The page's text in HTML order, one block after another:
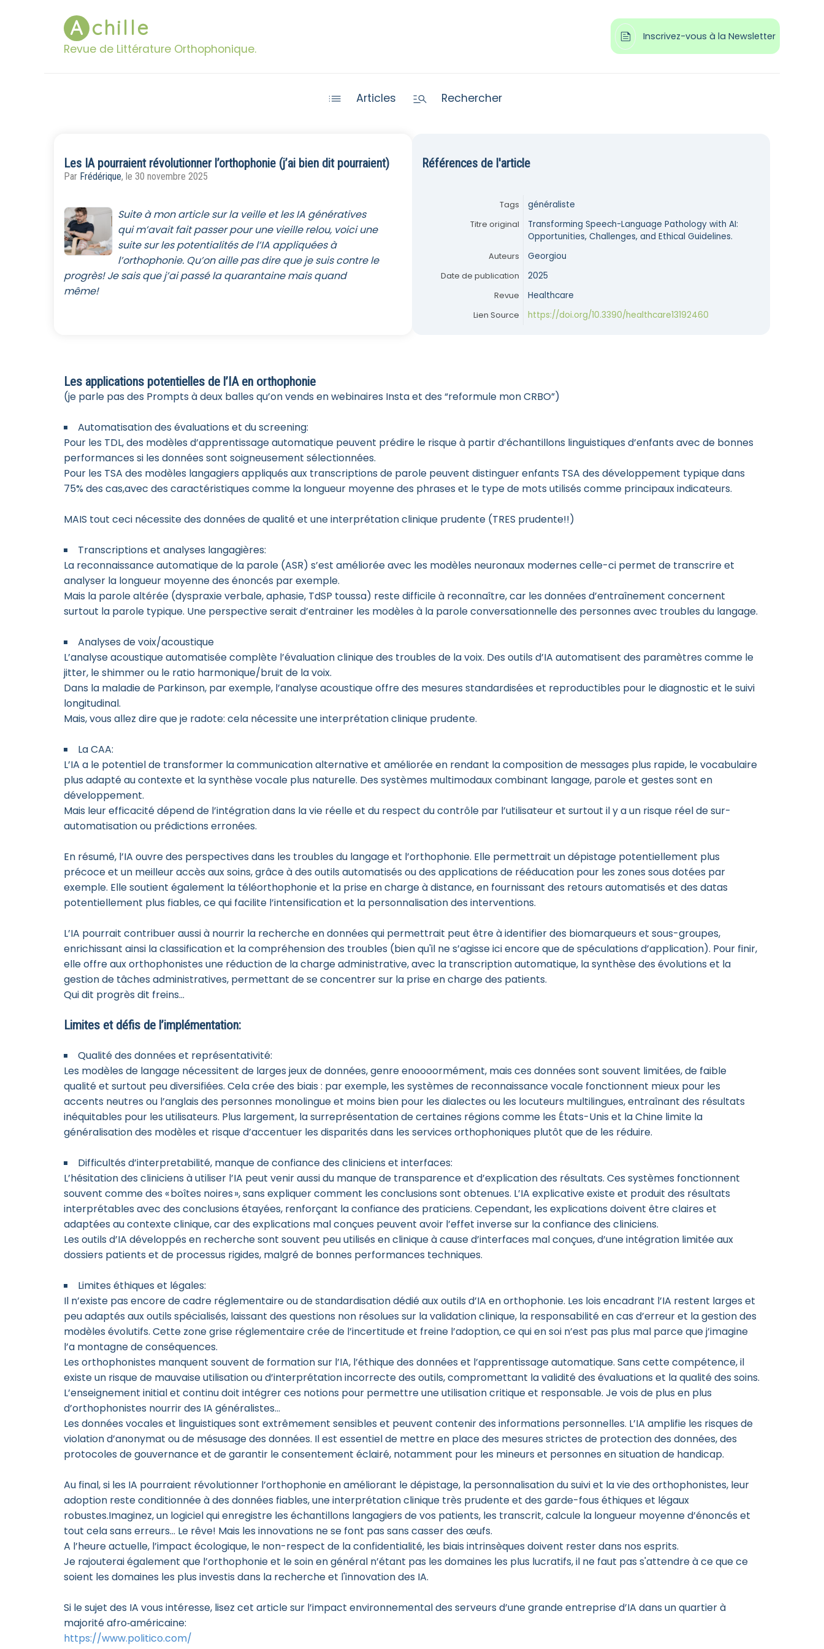
A chille
Revue de Littérature Orthophonique.
 Inscrivez-vous à la Newsletter
 Articles  Rechercher
Les IA pourraient révolutionner l’orthophonie (j’ai bien dit pourraient)
Par Frédérique, le 30 novembre 2025
Suite à mon article sur la veille et les IA génératives
qui m’avait fait passer pour une vieille relou, voici une
suite sur les potentialités de l’IA appliquées à
l’orthophonie. Qu’on aille pas dire que je suis contre le
progrès! Je sais que j’ai passé la quarantaine mais quand
même!
Références de l'article
Tags
généraliste
Titre original
Transforming Speech-Language Pathology with AI:
Opportunities, Challenges, and Ethical Guidelines.
Auteurs
Georgiou
Date de publication
2025
Revue
Healthcare
Lien Source
https://doi.org/10.3390/healthcare13192460
Les applications potentielles de l’IA en orthophonie
(je parle pas des Prompts à deux balles qu’on vends en webinaires Insta et des “reformule mon CRBO”)
Automatisation des évaluations et du screening:
Pour les TDL, des modèles d’apprentissage automatique peuvent prédire le risque à partir d’échantillons linguistiques d’enfants avec de bonnes
performances si les données sont soigneusement sélectionnées.
Pour les TSA des modèles langagiers appliqués aux transcriptions de parole peuvent distinguer enfants TSA des développement typique dans
75% des cas,avec des caractéristiques comme la longueur moyenne des phrases et le type de mots utilisés comme principaux indicateurs.
MAIS tout ceci nécessite des données de qualité et une interprétation clinique prudente (TRES prudente!!)
Transcriptions et analyses langagières:
La reconnaissance automatique de la parole (ASR) s’est améliorée avec les modèles neuronaux modernes celle-ci permet de transcrire et
analyser la longueur moyenne des énoncés par exemple.
Mais la parole altérée (dyspraxie verbale, aphasie, TdSP toussa) reste difficile à reconnaître, car les données d’entraînement concernent
surtout la parole typique. Une perspective serait d’entrainer les modèles à la parole conversationnelle des personnes avec troubles du langage.
Analyses de voix/acoustique
L’analyse acoustique automatisée complète l’évaluation clinique des troubles de la voix. Des outils d’IA automatisent des paramètres comme le
jitter, le shimmer ou le ratio harmonique/bruit de la voix.
Dans la maladie de Parkinson, par exemple, l’analyse acoustique offre des mesures standardisées et reproductibles pour le diagnostic et le suivi
longitudinal.
Mais, vous allez dire que je radote: cela nécessite une interprétation clinique prudente.
La CAA:
L’IA a le potentiel de transformer la communication alternative et améliorée en rendant la composition de messages plus rapide, le vocabulaire
plus adapté au contexte et la synthèse vocale plus naturelle. Des systèmes multimodaux combinant langage, parole et gestes sont en
développement.
Mais leur efficacité dépend de l’intégration dans la vie réelle et du respect du contrôle par l’utilisateur et surtout il y a un risque réel de sur-
automatisation ou prédictions erronées.
En résumé, l’IA ouvre des perspectives dans les troubles du langage et l’orthophonie. Elle permettrait un dépistage potentiellement plus
précoce et un meilleur accès aux soins, grâce à des outils automatisés ou des applications de rééducation pour les zones sous dotées par
exemple. Elle soutient également la téléorthophonie et la prise en charge à distance, en fournissant des retours automatisés et des datas
potentiellement plus fiables, ce qui facilite l’intensification et la personnalisation des interventions.
L’IA pourrait contribuer aussi à nourrir la recherche en données qui permettrait peut être à identifier des biomarqueurs et sous-groupes,
enrichissant ainsi la classification et la compréhension des troubles (bien qu'il ne s’agisse ici encore que de spéculations d’application). Pour finir,
elle offre aux orthophonistes une réduction de la charge administrative, avec la transcription automatique, la synthèse des évolutions et la
gestion de tâches administratives, permettant de se concentrer sur la prise en charge des patients.
Qui dit progrès dit freins…
Limites et défis de l’implémentation:
Qualité des données et représentativité:
Les modèles de langage nécessitent de larges jeux de données, genre enoooormément, mais ces données sont souvent limitées, de faible
qualité et surtout peu diversifiées. Cela crée des biais : par exemple, les systèmes de reconnaissance vocale fonctionnent mieux pour les
accents neutres ou l’anglais des personnes monolingue et moins bien pour les dialectes ou les locuteurs multilingues, entraînant des résultats
inéquitables pour les utilisateurs. Plus largement, la surreprésentation de certaines régions comme les États-Unis et la Chine limite la
généralisation des modèles et risque d’accentuer les disparités dans les services orthophoniques plutôt que de les réduire.
Difficultés d’interpretabilité, manque de confiance des cliniciens et interfaces:
L’hésitation des cliniciens à utiliser l’IA peut venir aussi du manque de transparence et d’explication des résultats. Ces systèmes fonctionnent
souvent comme des « boîtes noires », sans expliquer comment les conclusions sont obtenues. L’IA explicative existe et produit des résultats
interprétables avec des conclusions étayées, renforçant la confiance des praticiens. Cependant, les explications doivent être claires et
adaptées au contexte clinique, car des explications mal conçues peuvent avoir l’effet inverse sur la confiance des cliniciens.
Les outils d’IA développés en recherche sont souvent peu utilisés en clinique à cause d’interfaces mal conçues, d’une intégration limitée aux
dossiers patients et de processus rigides, malgré de bonnes performances techniques.
Limites éthiques et légales:
Il n’existe pas encore de cadre réglementaire ou de standardisation dédié aux outils d’IA en orthophonie. Les lois encadrant l’IA restent larges et
peu adaptés aux outils spécialisés, laissant des questions non résolues sur la validation clinique, la responsabilité en cas d’erreur et la gestion des
modèles évolutifs. Cette zone grise réglementaire crée de l’incertitude et freine l’adoption, ce qui en soi n’est pas plus mal parce que j’imagine
l’a montagne de conséquences.
Les orthophonistes manquent souvent de formation sur l’IA, l’éthique des données et l’apprentissage automatique. Sans cette compétence, il
existe un risque de mauvaise utilisation ou d’interprétation incorrecte des outils, compromettant la validité des évaluations et la qualité des soins.
L’enseignement initial et continu doit intégrer ces notions pour permettre une utilisation critique et responsable. Je vois de plus en plus
d’orthophonistes nourrir des IA généralistes…
Les données vocales et linguistiques sont extrêmement sensibles et peuvent contenir des informations personnelles. L’IA amplifie les risques de
violation d’anonymat ou de mésusage des données. Il est essentiel de mettre en place des mesures strictes de protection des données, des
protocoles de gouvernance et de garantir le consentement éclairé, notamment pour les mineurs et personnes en situation de handicap.
Au final, si les IA pourraient révolutionner l’orthophonie en améliorant le dépistage, la personnalisation du suivi et la vie des orthophonistes, leur
adoption reste conditionnée à des données fiables, une interprétation clinique très prudente et des garde-fous éthiques et légaux
robustes.Imaginez, un logiciel qui enregistre les échantillons langagiers de vos patients, les transcrit, calcule la longueur moyenne d’énoncés et
tout cela sans erreurs… Le rêve! Mais les innovations ne se font pas sans casser des œufs.
A l’heure actuelle, l’impact écologique, le non-respect de la confidentialité, les biais intrinsèques doivent rester dans nos esprits.
Je rajouterai également que l’orthophonie et le soin en général n’étant pas les domaines les plus lucratifs, il ne faut pas s'attendre à ce que ce
soient les domaines les plus investis dans la recherche et l'innovation des IA.
Si le sujet des IA vous intéresse, lisez cet article sur l’impact environnemental des serveurs d’une grande entreprise d’IA dans un quartier à
majorité afro‑américaine:
https://www.politico.com/